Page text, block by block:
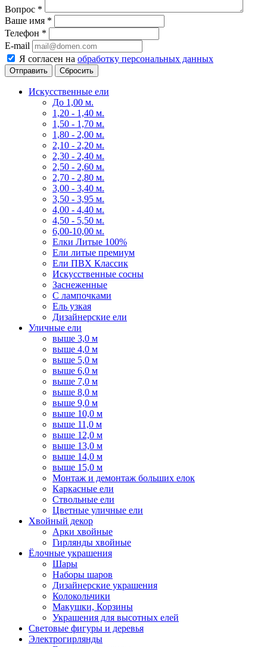
Вопрос *
Ваше имя *
Телефон *
E-mail
Я согласен на обработку персональных данных
Сбросить
Искусственные ели
До 1,00 м.
1,20 - 1,40 м.
1,50 - 1,70 м.
1,80 - 2,00 м.
2,10 - 2,20 м.
2,30 - 2,40 м.
2,50 - 2,60 м.
2,70 - 2,80 м.
3,00 - 3,40 м.
3,50 - 3,95 м.
4,00 - 4,40 м.
4,50 - 5,50 м.
6,00-10,00 м.
Елки Литые 100%
Ели литые премиум
Ели ПВХ Классик
Искусственные сосны
Заснеженные
С лампочками
Ель узкая
Дизайнерские ели
Уличные ели
выше 3,0 м
выше 4,0 м
выше 5,0 м
выше 6,0 м
выше 7,0 м
выше 8,0 м
выше 9,0 м
выше 10,0 м
выше 11,0 м
выше 12,0 м
выше 13,0 м
выше 14,0 м
выше 15,0 м
Монтаж и демонтаж больших елок
Каркасные ели
Ствольные ели
Цветные уличные ели
Хвойный декор
Арки хвойные
Гирлянды хвойные
Ёлочные украшения
Шары
Наборы шаров
Дизайнерские украшения
Колокольчики
Макушки, Корзины
Украшения для высотных елей
Световые фигуры и деревья
Электрогирлянды